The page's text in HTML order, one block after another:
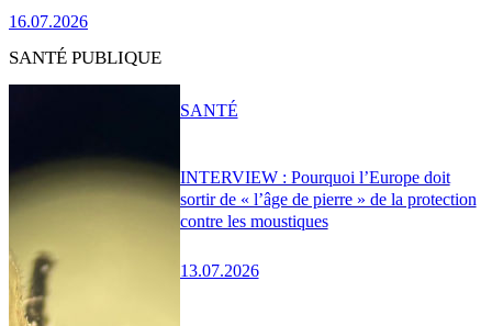
16.07.2026
SANTÉ PUBLIQUE
INTERVIEW : Pourquoi l’Europe doit
sortir de « l’âge de pierre » de la protection
contre les moustiques
13.07.2026
SANTÉ